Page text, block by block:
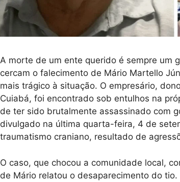
A morte de um ente querido é sempre um
cercam o falecimento de Mário Martello
mais trágico à situação. O empresário,
Cuiabá, foi encontrado sob entulhos na
de ter sido brutalmente assassinado com
divulgado na última quarta-feira, 4 de
traumatismo craniano, resultado de
O caso, que chocou a comunidade local,
de Mário relatou o desaparecimento do